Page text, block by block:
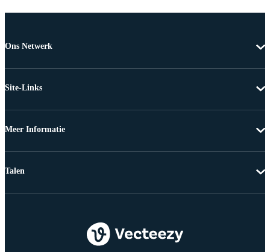
Ons Netwerk
Site-Links
Meer Informatie
Talen